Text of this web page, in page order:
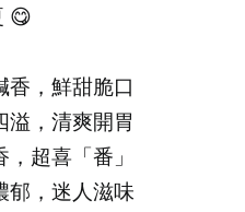
😋
香，鮮甜脆口
溢，清爽開胃
超喜「番」
郁，迷人滋味